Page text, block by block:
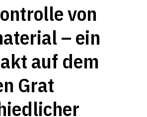
von
– ein
auf dem
Grat